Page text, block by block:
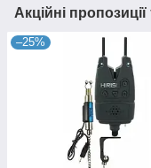
Акційні
–25%